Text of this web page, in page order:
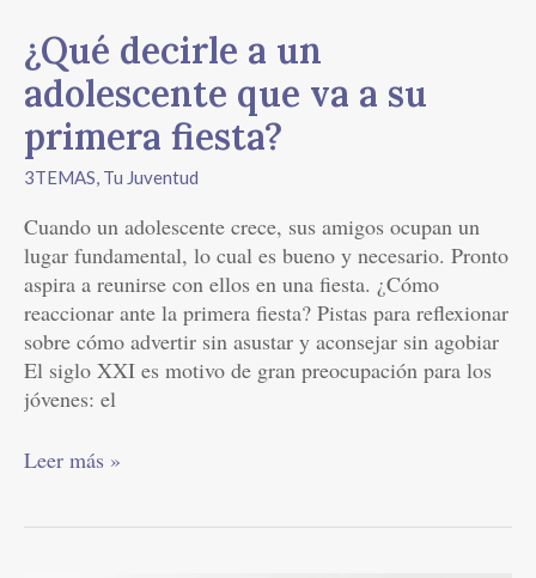
¿Qué decirle a un
adolescente que va a su
primera fiesta?
3TEMAS, Tu Juventud
Cuando un adolescente crece, sus amigos ocupan un
lugar fundamental, lo cual es bueno y necesario. Pronto
aspira a reunirse con ellos en una fiesta. ¿Cómo
reaccionar ante la primera fiesta? Pistas para reflexionar
sobre cómo advertir sin asustar y aconsejar sin agobiar
El siglo XXI es motivo de gran preocupación para los
jóvenes: el
a
un
adolescente
que
va
a
su
primera
fiesta?
Leer más »